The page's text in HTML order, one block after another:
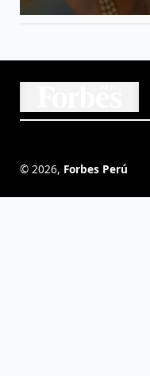
© 2026, Forbes Perú